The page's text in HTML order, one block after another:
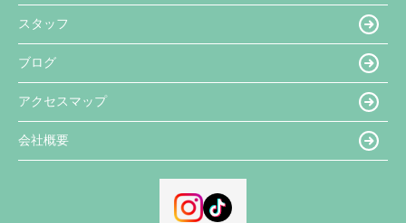
スタッフ
ブログ
アクセスマップ
会社概要